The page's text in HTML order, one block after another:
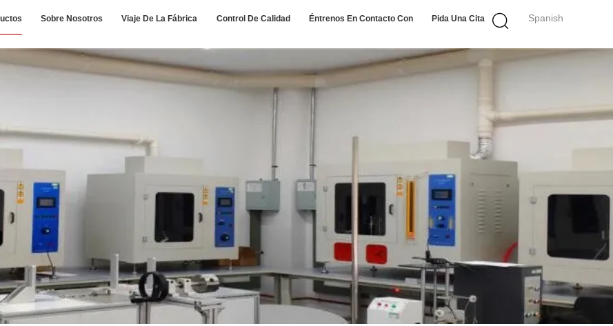
Spanish
Sobre Nosotros Viaje De La Fábrica Control De Calidad Éntrenos En Contacto Con Pida Una Cita